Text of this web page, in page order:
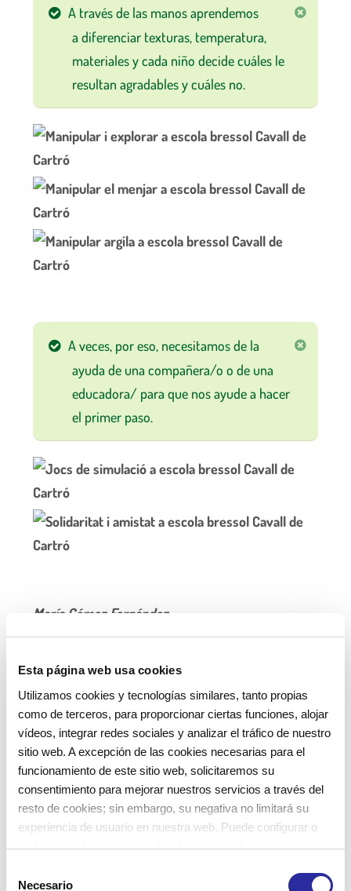
Esta página web usa cookies
Utilizamos cookies y tecnologías similares, tanto propias
como de terceros, para proporcionar ciertas funciones, alojar
vídeos, integrar redes sociales y analizar el tráfico de nuestro
sitio web. A excepción de las cookies necesarias para el
funcionamiento de este sitio web, solicitaremos su
consentimiento para mejorar nuestros servicios a través del
resto de cookies; sin embargo, su negativa no limitará su
experiencia de usuario en nuestra web. Puede configurar o
rechazar de forma personalizada su uso pulsando
nuestraPolítica de Cookies
Necesario
A través de las manos aprendemos
a diferenciar texturas, temperatura,
materiales y cada niño decide cuáles le
resultan agradables y cuáles no.
A veces, por eso, necesitamos de la
ayuda de una compañera/o o de una
educadora/ para que nos ayude a hacer
el primer paso.
María Gómez Fernández
Julio 2017